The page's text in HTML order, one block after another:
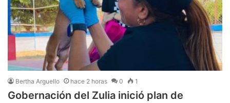
Bertha Arguello hace 2 horas 0 1
Gobernación del Zulia inició plan de